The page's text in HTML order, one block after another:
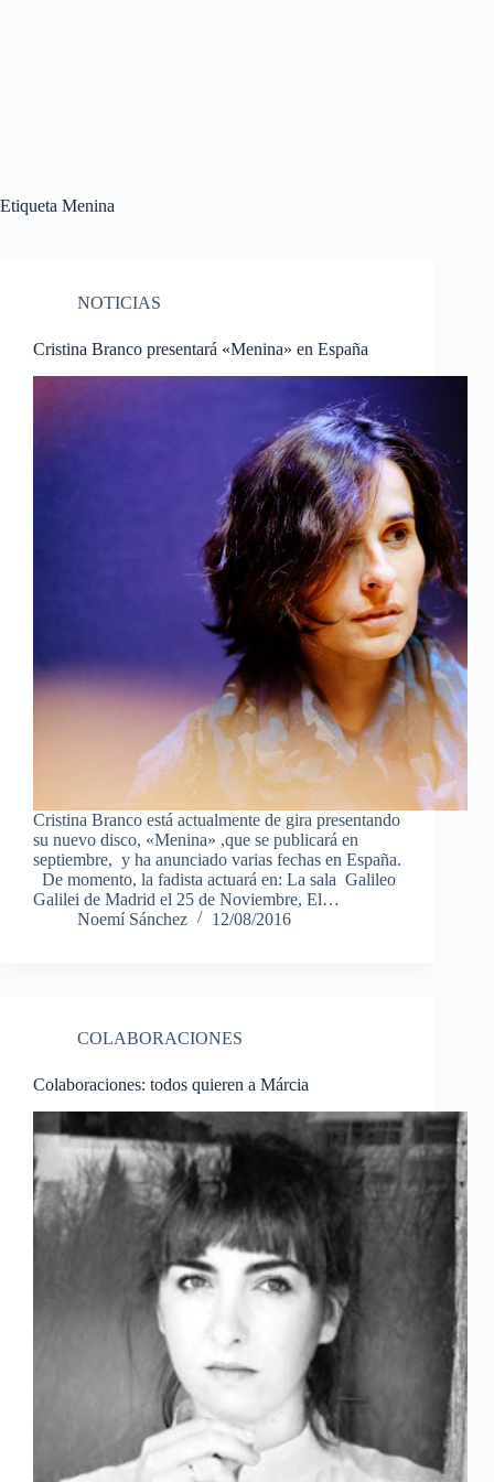
Etiqueta Menina
NOTICIAS
Cristina Branco presentará «Menina» en España
Cristina Branco está actualmente de gira presentando
su nuevo disco, «Menina» ,que se publicará en
septiembre, y ha anunciado varias fechas en España.
De momento, la fadista actuará en: La sala Galileo
Galilei de Madrid el 25 de Noviembre, El…
Noemí Sánchez
12/08/2016
COLABORACIONES
Colaboraciones: todos quieren a Márcia